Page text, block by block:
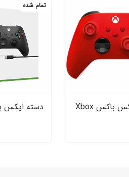
دسته ایکس باکس Xbox
تمام شده